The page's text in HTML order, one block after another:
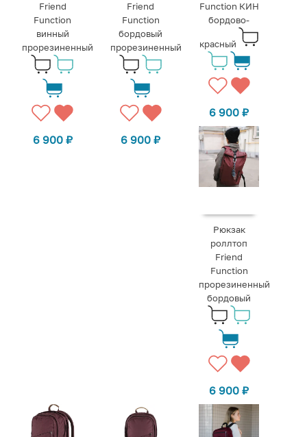
Friend
Function
винный
прорезиненный
6 900 ₽
Friend
Function
бордовый
прорезиненный
6 900₽
Function КИН
бордово-
красный
6 900₽
Рюкзак
роллтоп
Friend
Function
прорезиненный
бордовый
6 900₽